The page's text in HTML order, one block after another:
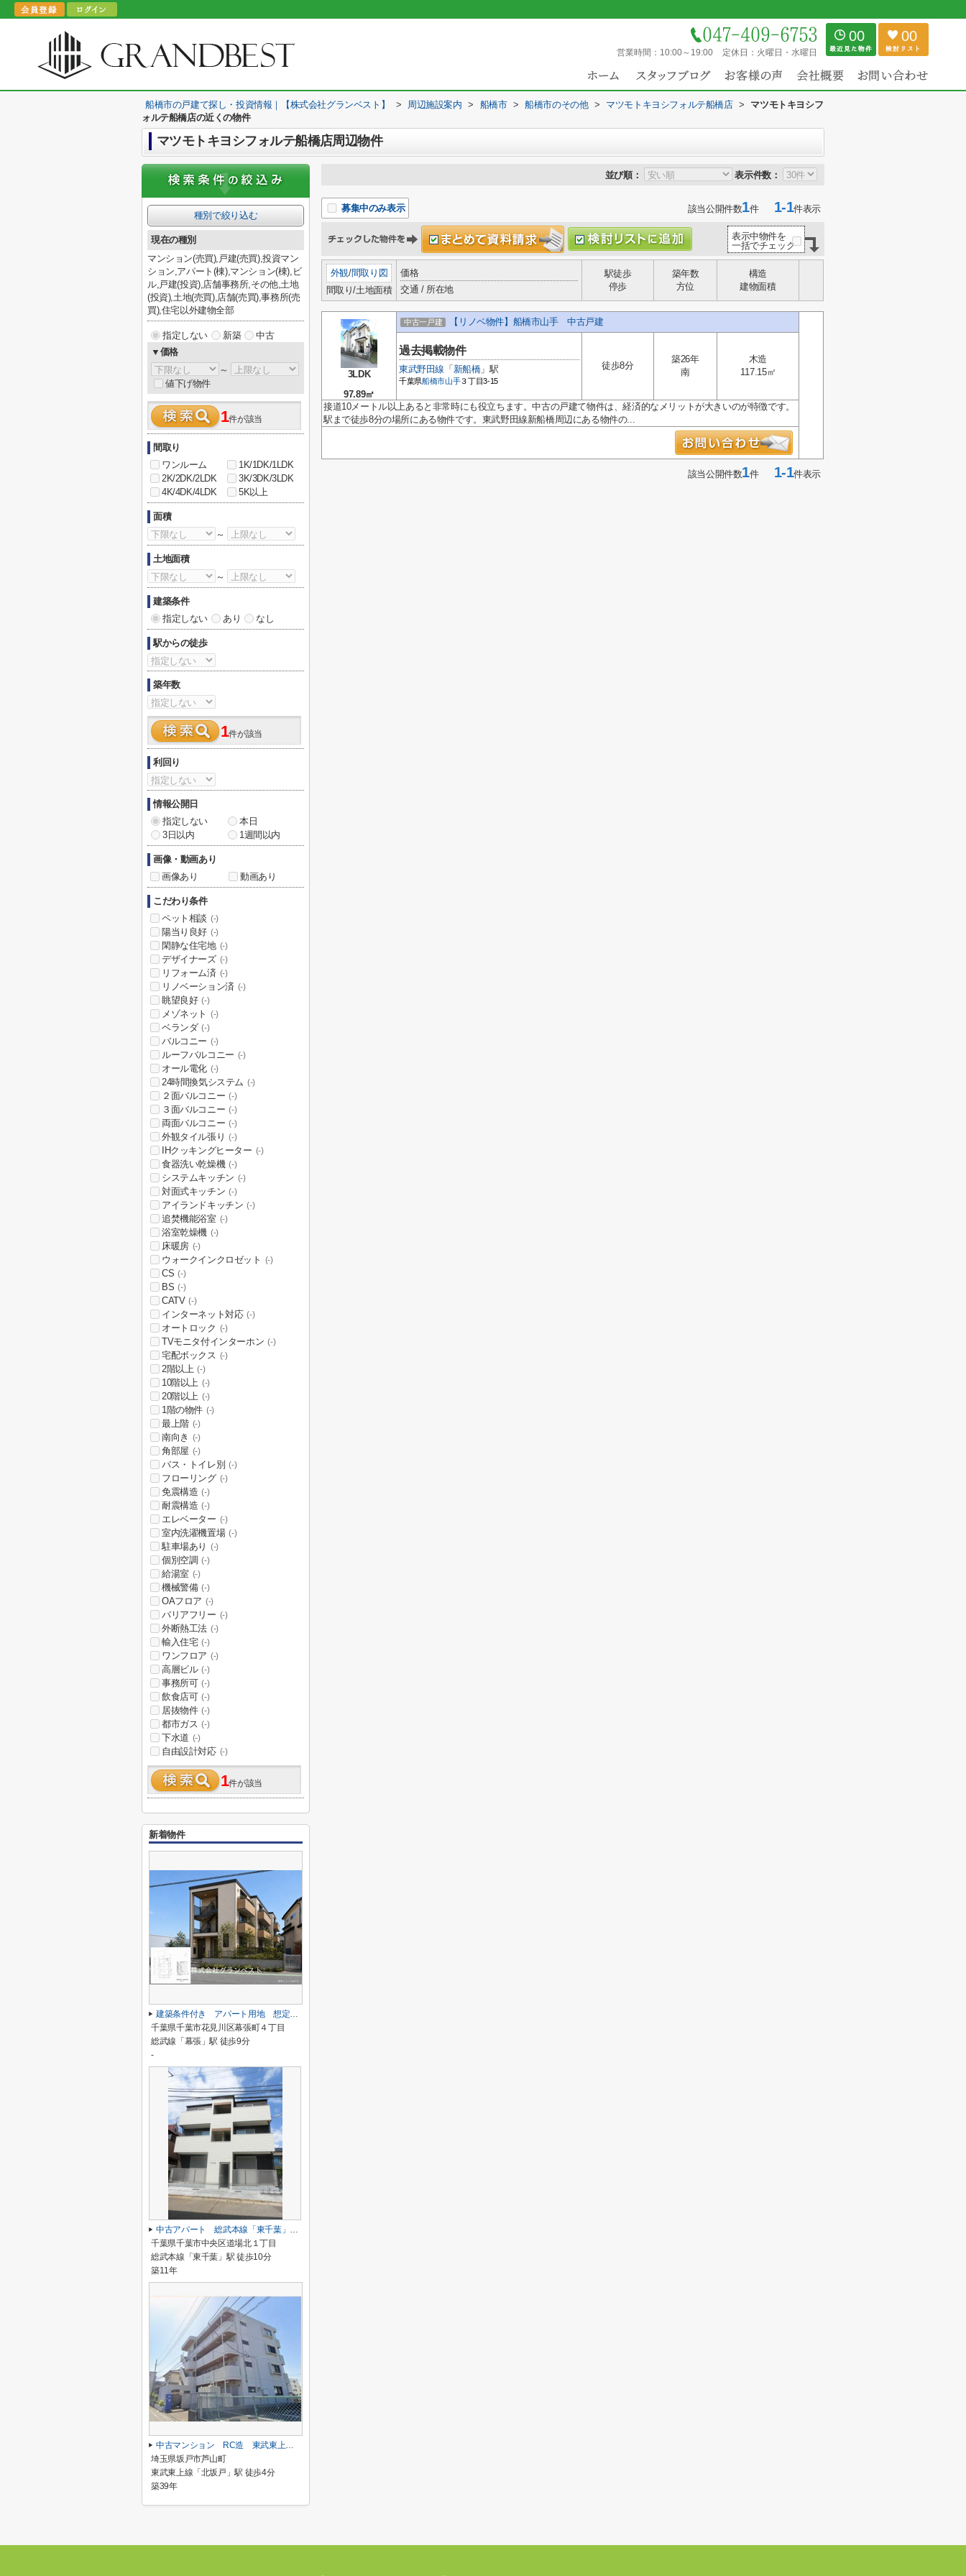
営業時間： 10:00～19:00 定休日： 火曜日・水曜日
00 00
船橋市の戸建て探し・投資情報｜【株式会社グランベスト】 > 周辺施設案内 > 船橋市 > 船橋市のその他 > マツモトキヨシフォルテ船橋店 >
マツモトキヨシフ
ォルテ船橋店の近くの物件
マツモトキヨシフォルテ船橋店周辺物件
並び順： 表示件数：
募集中のみ表示 該当公開件数1件1-1件表示
表示中物件を
一括でチェック
外観/間取り図
間取り/土地面積
価格
交通 / 所在地
駅徒歩
停歩
築年数
方位
構造
建物面積
3LDK
97.89㎡
中古一戸建 【リノベ物件】船橋市山手 中古戸建
過去掲載物件
東武野田線 「 新船橋」駅
千葉県船橋市山手３丁目3-15
徒歩8分
築26年
南
木造
117.15㎡
接道10メートル以上あると非常時にも役立ちます。中古の戸建て物件は、経済的なメリットが大きいのが特徴です。
駅まで徒歩8分の場所にある物件です。東武野田線新船橋周辺にある物件の...
該当公開件数1件1-1件表示
種別で絞り込む
現在の種別
マンション(売買),戸建(売買),投資マン
ション,アパート(棟),マンション(棟),ビ
ル,戸建(投資),店舗事務所,その他,土地
(投資),土地(売買),店舗(売買),事務所(売
買),住宅以外建物全部
指定しない 新築
中古
▼価格
～
値下げ物件
1件が該当
間取り
ワンルーム
1K/1DK/1LDK
2K/2DK/2LDK
3K/3DK/3LDK
4K/4DK/4LDK
5K以上
面積
～
土地面積
～
建築条件
指定しない
あり なし
駅からの徒歩
築年数
1件が該当
利回り
情報公開日
指定しない
本日
3日以内
1週間以内
画像・動画あり
画像あり
動画あり
こだわり条件
ペット相談 (-)
陽当り良好 (-)
閑静な住宅地 (-)
デザイナーズ (-)
リフォーム済 (-)
リノベーション済 (-)
眺望良好 (-)
メゾネット (-)
ベランダ (-)
バルコニー (-)
ルーフバルコニー (-)
オール電化 (-)
24時間換気システム (-)
２面バルコニー (-)
３面バルコニー (-)
両面バルコニー (-)
外観タイル張り (-)
IHクッキングヒーター (-)
食器洗い乾燥機 (-)
システムキッチン (-)
対面式キッチン (-)
アイランドキッチン (-)
追焚機能浴室 (-)
浴室乾燥機 (-)
床暖房 (-)
ウォークインクロゼット (-)
CS (-)
BS (-)
CATV (-)
インターネット対応 (-)
オートロック (-)
TVモニタ付インターホン (-)
宅配ボックス (-)
2階以上 (-)
10階以上 (-)
20階以上 (-)
1階の物件 (-)
最上階 (-)
南向き (-)
角部屋 (-)
バス・トイレ別 (-)
フローリング (-)
免震構造 (-)
耐震構造 (-)
エレベーター (-)
室内洗濯機置場 (-)
駐車場あり (-)
個別空調 (-)
給湯室 (-)
機械警備 (-)
OAフロア (-)
バリアフリー (-)
外断熱工法 (-)
輸入住宅 (-)
ワンフロア (-)
高層ビル (-)
事務所可 (-)
飲食店可 (-)
居抜物件 (-)
都市ガス (-)
下水道 (-)
自由設計対応 (-)
1件が該当
新着物件
建築条件付き アパート用地 想定利回り6.3％
千葉県千葉市花見川区幕張町４丁目
総武線「幕張」駅 徒歩9分
-
中古アパート 総武本線「東千葉」 徒歩10分 表面6.76％
千葉県千葉市中央区道場北１丁目
総武本線「東千葉」駅 徒歩10分
築11年
中古マンション RC造 東武東上線「北坂戸」駅 徒歩４分
埼玉県坂戸市芦山町
東武東上線「北坂戸」駅 徒歩4分
築39年